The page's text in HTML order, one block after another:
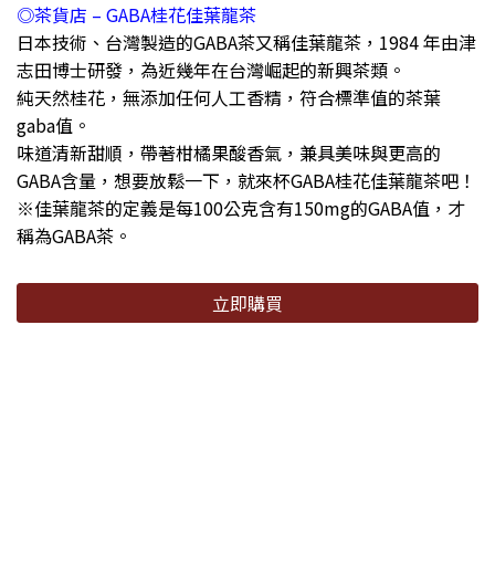
◎茶貨店 – GABA桂花佳葉龍茶
日本技術、台灣製造的GABA茶又稱佳葉龍茶，1984 年由津
志田博士研發，為近幾年在台灣崛起的新興茶類。
純天然桂花，無添加任何人工香精，符合標準值的茶葉
gaba值。
味道清新甜順，帶著柑橘果酸香氣，兼具美味與更高的
GABA含量，想要放鬆一下，就來杯GABA桂花佳葉龍茶吧！
※佳葉龍茶的定義是每100公克含有150mg的GABA值，才
稱為GABA茶。
立即購買